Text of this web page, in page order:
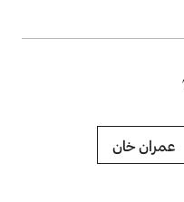
عمران خان